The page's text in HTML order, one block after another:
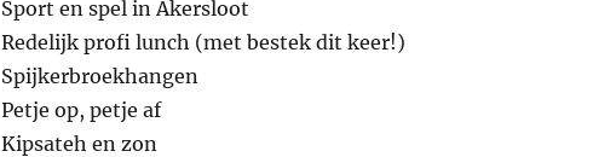
Sport en spel in Akersloot
Redelijk profi lunch (met bestek dit keer!)
Spijkerbroekhangen
Petje op, petje af
Kipsateh en zon